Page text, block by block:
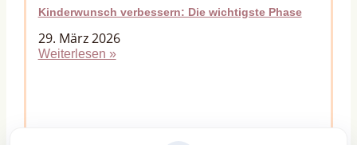
Kinderwunsch verbessern: Die wichtigste Phase
29. März 2026
Weiterlesen »